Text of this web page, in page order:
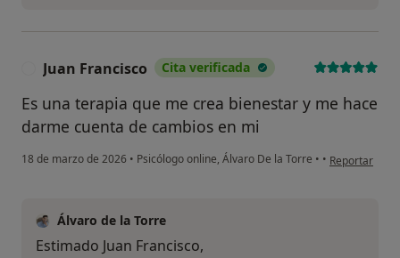
Juan Francisco Cita verificada
Es una terapia que me crea bienestar y me hace
darme cuenta de cambios en mi
18 de marzo de 2026 • Psicólogo online, Álvaro De la Torre • • en opinión
Reportar
Álvaro de la Torre
Estimado Juan Francisco,